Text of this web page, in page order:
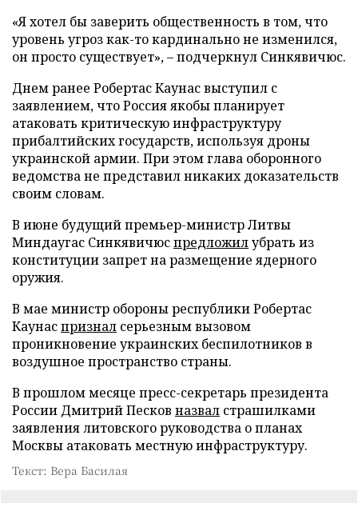
«Я хотел бы заверить общественность в том, что
уровень угроз как-то кардинально не изменился,
он просто существует», – подчеркнул Синкявичюс.
Днем ранее Робертас Каунас выступил с
заявлением, что Россия якобы планирует
атаковать критическую инфраструктуру
прибалтийских государств, используя дроны
украинской армии. При этом глава оборонного
ведомства не представил никаких доказательств
своим словам.
В июне будущий премьер-министр Литвы
Миндаугас Синкявичюспредложилубрать из
конституции запрет на размещение ядерного
оружия.
В мае министр обороны республики Робертас
Каунаспризнал серьезным вызовом
проникновение украинских беспилотников в
воздушное пространство страны.
В прошлом месяце пресс-секретарь президента
России Дмитрий Песков назвал страшилками
заявления литовского руководства о планах
Москвы атаковать местную инфраструктуру.
Текст: Вера Басилая